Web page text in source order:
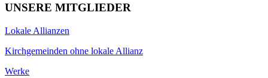
UNSERE MITGLIEDER
Lokale Allianzen
Kirchgemeinden ohne lokale Allianz
Werke